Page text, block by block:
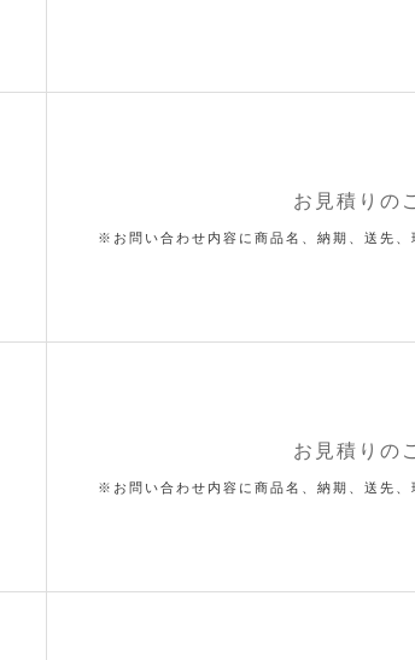
お見積りの
※お問い合わせ内容に商品名、納期、送先、
お見積りの
※お問い合わせ内容に商品名、納期、送先、